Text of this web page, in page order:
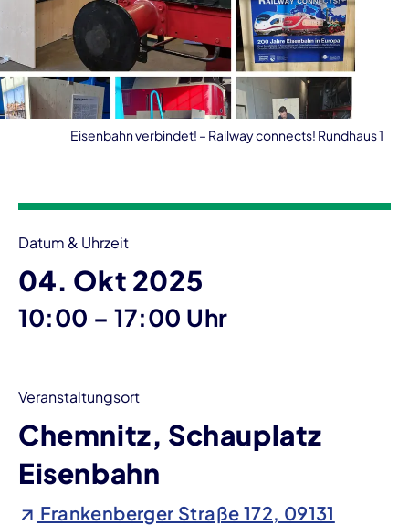
Eisenbahn verbindet! – Railway connects! Rundhaus 1
Datum & Uhrzeit
04. Okt 2025
10:00 – bis
17:00 Uhr
Veranstaltungsort
Chemnitz, Schauplatz
Eisenbahn
Frankenberger Straße 172, 09131